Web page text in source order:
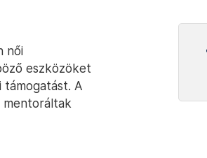
női
eszközöket
A
mentoráltak